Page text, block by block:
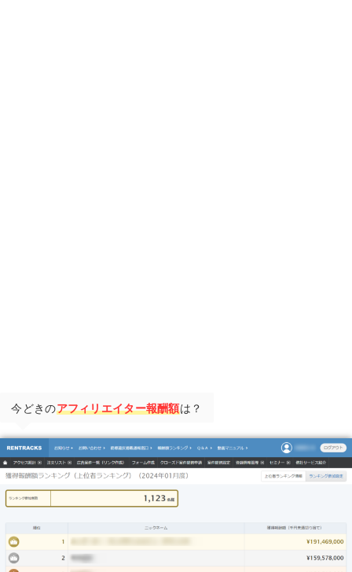
今どきのアフィリエイター報酬額は？